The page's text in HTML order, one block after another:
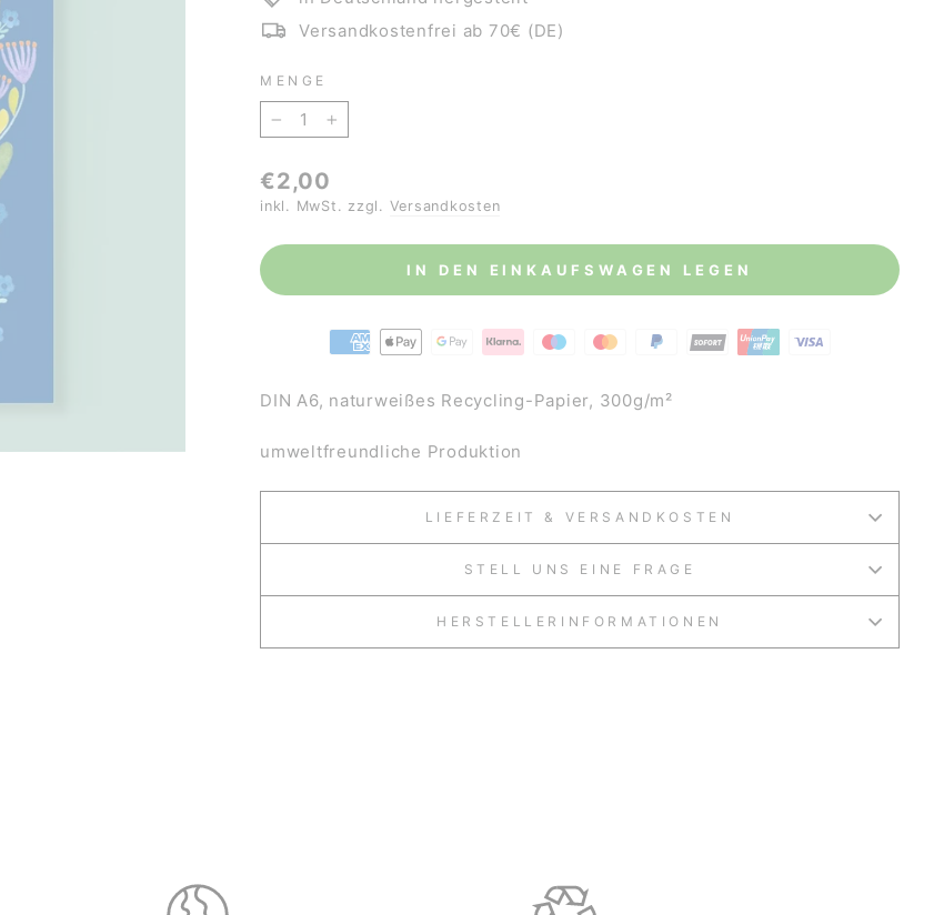
Versandkostenfrei ab 70€ (DE)
MENGE
− +
Normaler
Preis
€2,00
inkl. MwSt. zzgl. Versandkosten
IN DEN EINKAUFSWAGEN LEGEN
DIN A6, naturweißes Recycling-Papier, 300g/m²
umweltfreundliche Produktion
LIEFERZEIT & VERSANDKOSTEN
STELL UNS EINE FRAGE
HERSTELLERINFORMATIONEN